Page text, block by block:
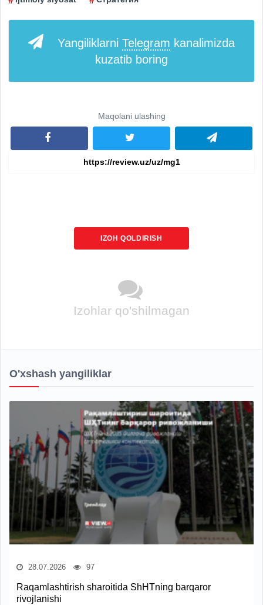
Yangiliklarni Telegram kanalimizda
kuzatib boring
Maqolani ulashing
IZOH QOLDIRISH
Izohlar qo'shilmagan
O'xshash yangiliklar
28.07.2026 97
Raqamlashtirish sharoitida ShHTning barqaror
rivojlanishi